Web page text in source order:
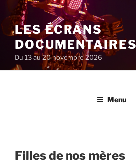
au
contenu
principal
LES ÉCRANS
DOCUMENTAIRES
Du 13 au 20 novembre 2026
Menu
Filles de nos mères